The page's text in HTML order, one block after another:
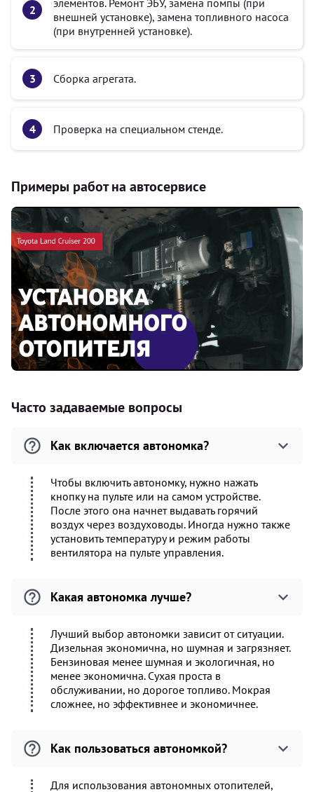
элементов. Ремонт ЭБУ, замена помпы (при
внешней установке), замена топливного насоса
(при внутренней установке).
Сборка агрегата.
Проверка на специальном стенде.
Примеры работ на автосервисе
Часто задаваемые вопросы
Как включается автономка?
Чтобы включить автономку, нужно нажать
кнопку на пульте или на самом устройстве.
После этого она начнет выдавать горячий
воздух через воздуховоды. Иногда нужно также
установить температуру и режим работы
вентилятора на пульте управления.
Какая автономка лучше?
Лучший выбор автономки зависит от ситуации.
Дизельная экономична, но шумная и загрязняет.
Бензиновая менее шумная и экологичная, но
менее экономична. Сухая проста в
обслуживании, но дорогое топливо. Мокрая
сложнее, но эффективнее и экономичнее.
Как пользоваться автономкой?
Для использования автономных отопителей,